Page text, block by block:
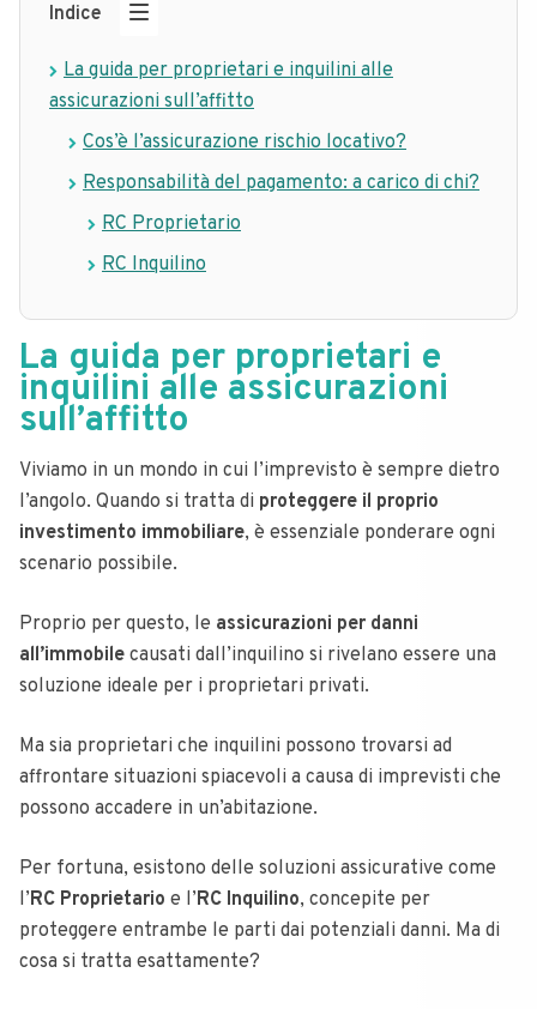
Indice
La guida per proprietari e inquilini alle
assicurazioni sull’affitto
Cos’è l’assicurazione rischio locativo?
Responsabilità del pagamento: a carico di chi?
RC Proprietario
RC Inquilino
La guida per proprietari e
inquilini alle assicurazioni
sull’affitto
Viviamo in un mondo in cui l’imprevisto è sempre dietro
l’angolo. Quando si tratta di proteggere il proprio
investimento immobiliare, è essenziale ponderare ogni
scenario possibile.
Proprio per questo, le assicurazioni per danni
all’immobile causati dall’inquilino si rivelano essere una
soluzione ideale per i proprietari privati.
Ma sia proprietari che inquilini possono trovarsi ad
affrontare situazioni spiacevoli a causa di imprevisti che
possono accadere in un’abitazione.
Per fortuna, esistono delle soluzioni assicurative come
l’RC Proprietario e l’RC Inquilino, concepite per
proteggere entrambe le parti dai potenziali danni. Ma di
cosa si tratta esattamente?